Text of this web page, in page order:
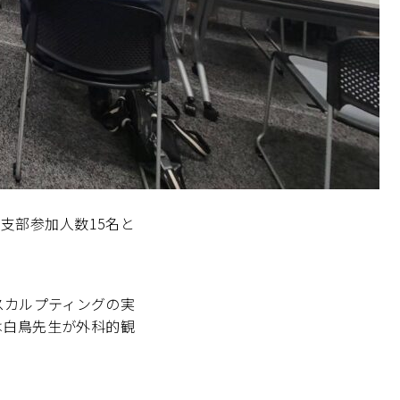
部参加人数15名と
ルプティングの実
鳥先生が外科的観